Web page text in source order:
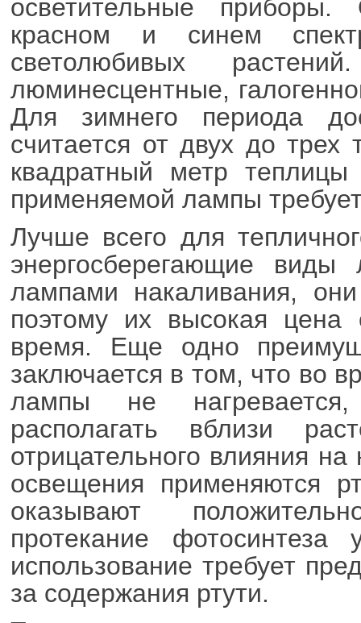
осветительные
красном и синем
светолюбивых
люминесцентные,
Для зимнего периода
считается от двух до
квадратный метр
применяемой лампы
Лучше всего для
энергосберегающие
лампами накаливания,
поэтому их высокая цена
время. Еще одно
заключается в том, что во
лампы не
располагать вблизи
отрицательного влияния
освещения применяются
оказывают
протекание
использование требует
за содержания ртути.